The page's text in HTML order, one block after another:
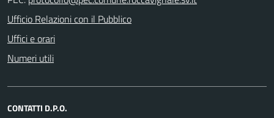
Ufficio Relazioni con il Pubblico
Uffici e orari
Numeri utili
CONTATTI D.P.O.